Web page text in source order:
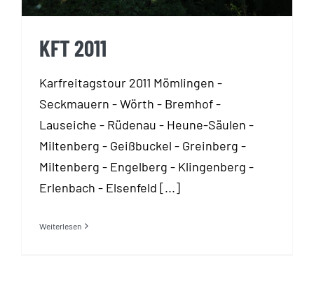
KFT 2011
Karfreitagstour 2011 Mömlingen -
Seckmauern - Wörth - Bremhof -
Lauseiche - Rüdenau - Heune-Säulen -
Miltenberg - Geißbuckel - Greinberg -
Miltenberg - Engelberg - Klingenberg -
Erlenbach - Elsenfeld [...]
Weiterlesen